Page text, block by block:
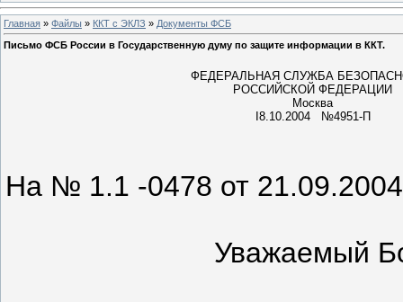
Главная » Файлы » ККТ c ЭКЛЗ » Документы ФСБ
Письмо ФСБ России в Государственную думу по защите информации в ККТ.
ФЕДЕРАЛЬНАЯ СЛУЖБА
РОССИЙСКОЙ ФЕДЕРАЦИИ
Москва
I8.10.2004 №4951-П
На № 1.1 -0478 от 21.09.2004
Уважаемый